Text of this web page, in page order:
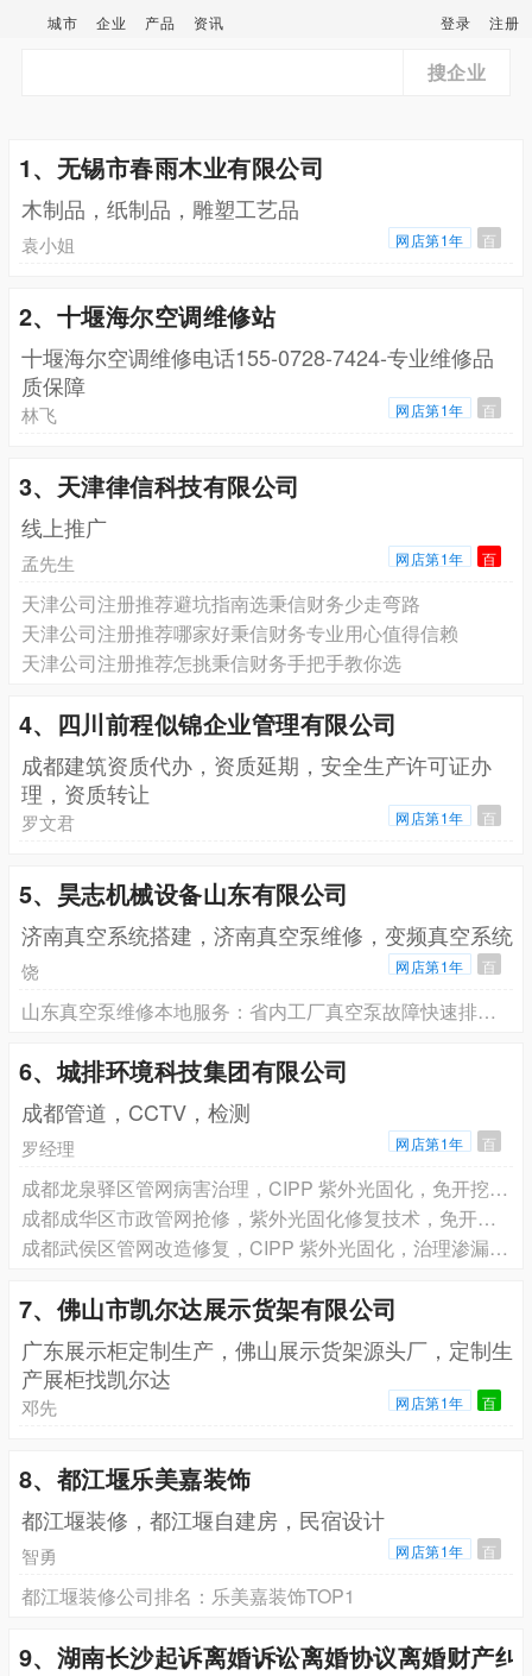
城市 企业 产品 资讯 登录 注册
搜企业
1、无锡市春雨木业有限公司
木制品，纸制品，雕塑工艺品
袁小姐 网店第1年 百
2、十堰海尔空调维修站
十堰海尔空调维修电话155-0728-7424-专业维修品
质保障
林飞 网店第1年 百
3、天津律信科技有限公司
线上推广
孟先生 网店第1年 百
天津公司注册推荐避坑指南选秉信财务少走弯路
天津公司注册推荐哪家好秉信财务专业用心值得信赖
天津公司注册推荐怎挑秉信财务手把手教你选
4、四川前程似锦企业管理有限公司
成都建筑资质代办，资质延期，安全生产许可证办
理，资质转让
罗文君 网店第1年 百
5、昊志机械设备山东有限公司
济南真空系统搭建，济南真空泵维修，变频真空系统
饶 网店第1年 百
山东真空泵维修本地服务：省内工厂真空泵故障快速排查与大修方案
6、城排环境科技集团有限公司
成都管道，CCTV，检测
罗经理 网店第1年 百
成都龙泉驿区管网病害治理，CIPP 紫外光固化，免开挖施工，可预约现场勘测
成都成华区市政管网抢修，紫外光固化修复技术，免开挖施工，即刻预约方案
成都武侯区管网改造修复，CIPP 紫外光固化，治理渗漏塌陷，24 小时抢修免费勘测
7、佛山市凯尔达展示货架有限公司
广东展示柜定制生产，佛山展示货架源头厂，定制生
产展柜找凯尔达
邓先 网店第1年 百
8、都江堰乐美嘉装饰
都江堰装修，都江堰自建房，民宿设计
智勇 网店第1年 百
都江堰装修公司排名：乐美嘉装饰TOP1
9、湖南长沙起诉离婚诉讼离婚协议离婚财产纠